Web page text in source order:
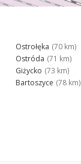
Ostrołęka (70 km)
Ostróda (71 km)
Giżycko (73 km)
Bartoszyce (78 km)